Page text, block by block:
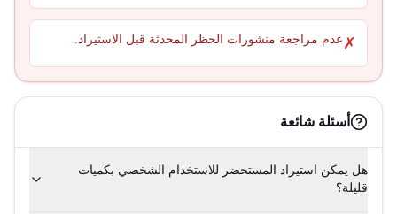
✗ عدم مراجعة منشورات الحظر المحدثة قبل الاستيراد.
أسئلة شائعة
هل يمكن استيراد المستحضر للاستخدام الشخصي بكميات
قليلة؟